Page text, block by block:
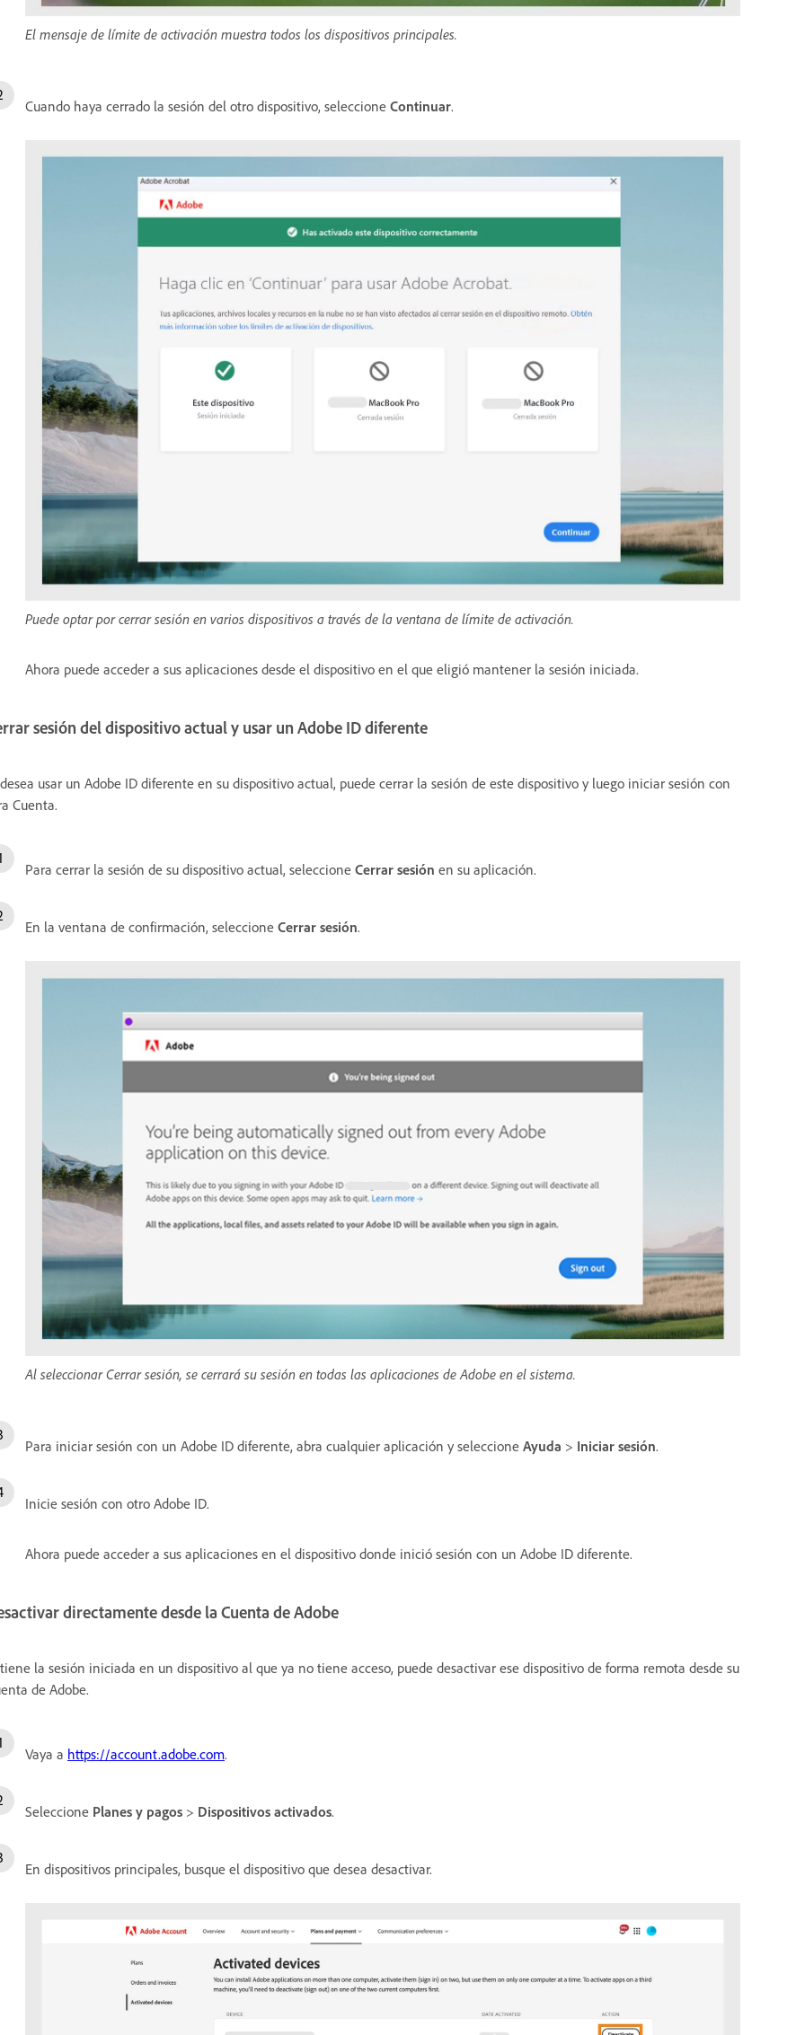
El mensaje de límite de activación muestra todos los dispositivos principales.
Cuando haya cerrado la sesión del otro dispositivo, seleccione Continuar.
Puede optar por cerrar sesión en varios dispositivos a través de la ventana de límite de activación.
Ahora puede acceder a sus aplicaciones desde el dispositivo en el que eligió mantener la sesión iniciada.
sesión del dispositivo actual y usar un Adobe ID diferente
usar un Adobe ID diferente en su dispositivo actual, puede cerrar la sesión de este dispositivo y luego iniciar sesión con
Cuenta.
Para cerrar la sesión de su dispositivo actual, seleccione Cerrar sesión en su aplicación.
En la ventana de confirmación, seleccione Cerrar sesión.
Al seleccionar Cerrar sesión, se cerrará su sesión en todas las aplicaciones de Adobe en el sistema.
Para iniciar sesión con un Adobe ID diferente, abra cualquier aplicación y seleccione Ayuda > Iniciar sesión.
Inicie sesión con otro Adobe ID.
Ahora puede acceder a sus aplicaciones en el dispositivo donde inició sesión con un Adobe ID diferente.
directamente desde la Cuenta de Adobe
la sesión iniciada en un dispositivo al que ya no tiene acceso, puede desactivar ese dispositivo de forma remota desde su
de Adobe.
Vaya a https://account.adobe.com.
Seleccione Planes y pagos > Dispositivos activados.
En dispositivos principales, busque el dispositivo que desea desactivar.